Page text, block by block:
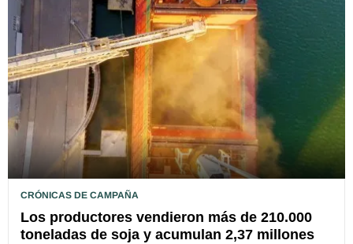
CRÓNICAS DE CAMPAÑA
Los productores vendieron más de 210.000
toneladas de soja y acumulan 2,37 millones